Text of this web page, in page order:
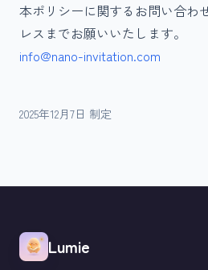
本ポリシーに関するお問い合わ
レスまでお願いいたします。
info@nano-invitation.com
2025年12月7日 制定
Lumie